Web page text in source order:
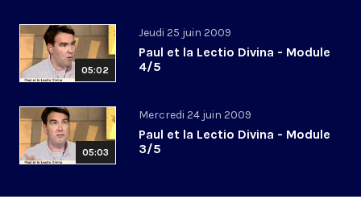
05:02
Jeudi 25 juin 2009
Paul et la Lectio Divina - Module
4/5
05:03
Mercredi 24 juin 2009
Paul et la Lectio Divina - Module
3/5